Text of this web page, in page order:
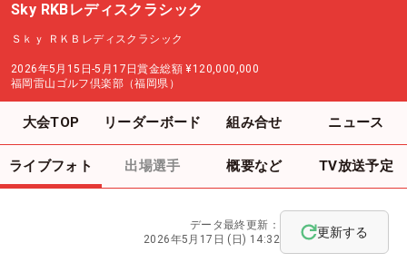
Sky RKBレディスクラシック
Ｓｋｙ ＲＫＢレディスクラシック
2026年5月15日-5月17日賞金総額 ¥120,000,000
福岡雷山ゴルフ倶楽部（福岡県）
大会TOP リーダーボード 組み合せ ニュース
ライブフォト 出場選手 概要など TV放送予定
データ最終更新：
2026年5月17日 (日) 14:32
更新する